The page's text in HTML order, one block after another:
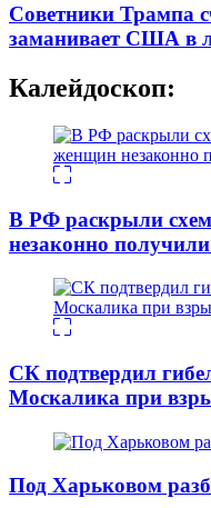
Советники Трампа
заманивает США в
Калейдоскоп:
В РФ раскрыли
незаконно
СК подтвердил
Москалика при
Под Харьковом